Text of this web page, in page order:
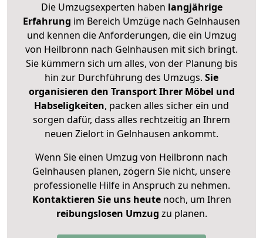
Die Umzugsexperten haben langjährige
Erfahrung im Bereich Umzüge nach Gelnhausen
und kennen die Anforderungen, die ein Umzug
von Heilbronn nach Gelnhausen mit sich bringt.
Sie kümmern sich um alles, von der Planung bis
hin zur Durchführung des Umzugs. Sie
organisieren den Transport Ihrer Möbel und
Habseligkeiten, packen alles sicher ein und
sorgen dafür, dass alles rechtzeitig an Ihrem
neuen Zielort in Gelnhausen ankommt.
Wenn Sie einen Umzug von Heilbronn nach
Gelnhausen planen, zögern Sie nicht, unsere
professionelle Hilfe in Anspruch zu nehmen.
Kontaktieren Sie uns heutenoch, um Ihren
reibungslosen Umzug zu planen.